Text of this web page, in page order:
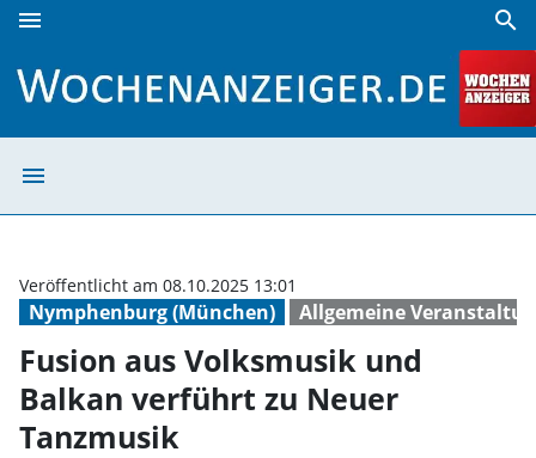
menu search
menu
Nymphenburg (München) Allgemeine
Veröffentlicht am 08.10.2025 13:01
Fusion aus Volksmusik und
Balkan verführt zu Neuer
Tanzmusik